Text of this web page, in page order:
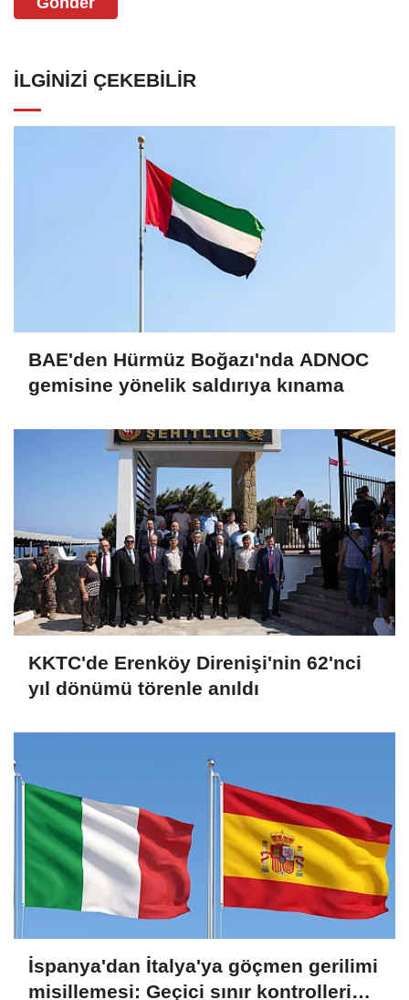
İLGINIZI ÇEKEBILIR
BAE'den Hürmüz Boğazı'nda ADNOC
gemisine yönelik saldırıya kınama
KKTC'de Erenköy Direnişi'nin 62'nci
yıl dönümü törenle anıldı
İspanya'dan İtalya'ya göçmen gerilimi
misillemesi: Geçici sınır kontrolleri